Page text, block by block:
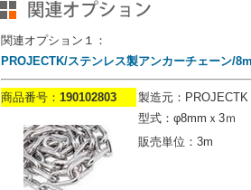
関連オプション１：
PROJECTK/ステンレス製アンカーチェーン/
商品番号： 190102803
製造元：PROJECTK
型式：φ8mmｘ3ｍ
販売単位：3m